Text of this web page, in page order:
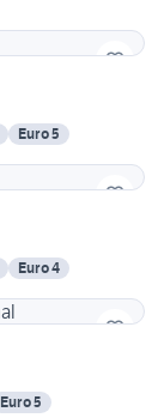
Euro 5
Euro 4
Euro 5